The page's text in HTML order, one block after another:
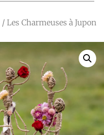
/ Les Charmeuses à Jupon